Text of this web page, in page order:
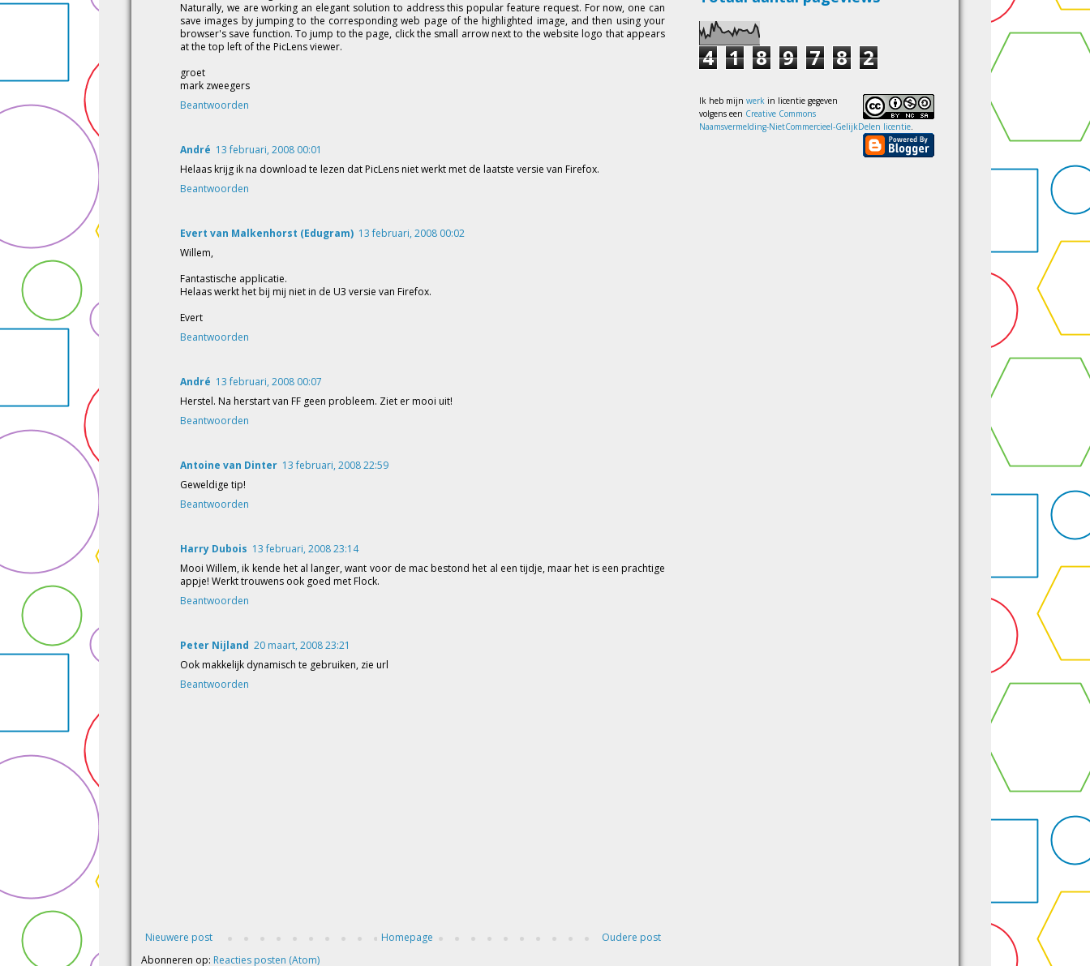
Naturally, we are working an elegant solution to address this popular feature request. For now, one can
save images by jumping to the corresponding web page of the highlighted image, and then using your
browser's save function. To jump to the page, click the small arrow next to the website logo that appears
at the top left of the PicLens viewer.
groet
mark zweegers
Beantwoorden
André 13 februari, 2008 00:01
Helaas krijg ik na download te lezen dat PicLens niet werkt met de laatste versie van Firefox.
Beantwoorden
Evert van Malkenhorst (Edugram) 13 februari, 2008 00:02
Willem,
Fantastische applicatie.
Helaas werkt het bij mij niet in de U3 versie van Firefox.
Evert
Beantwoorden
André 13 februari, 2008 00:07
Herstel. Na herstart van FF geen probleem. Ziet er mooi uit!
Beantwoorden
Antoine van Dinter 13 februari, 2008 22:59
Geweldige tip!
Beantwoorden
Harry Dubois 13 februari, 2008 23:14
Mooi Willem, ik kende het al langer, want voor de mac bestond het al een tijdje, maar het is een prachtige
appje! Werkt trouwens ook goed met Flock.
Beantwoorden
Peter Nijland 20 maart, 2008 23:21
Ook makkelijk dynamisch te gebruiken, zie url
Beantwoorden
Nieuwere post Oudere post
Homepage
Abonneren op: Reacties posten (Atom)
4 1 8 9 7 8 2
Ik heb mijn werk in licentie gegeven
volgens een Creative Commons
Naamsvermelding-NietCommercieel-GelijkDelen licentie